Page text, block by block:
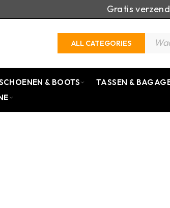
Gratis
ALL CATEGORIES
& BOOTS TASSEN &